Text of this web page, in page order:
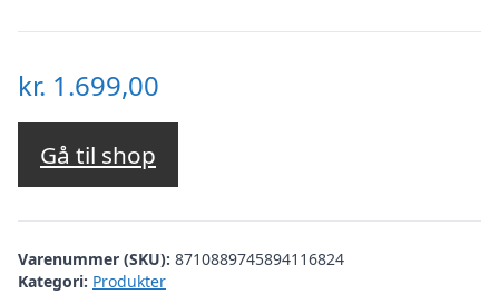
kr. 1.699,00
Gå til shop
Varenummer (SKU): 8710889745894116824
Kategori: Produkter